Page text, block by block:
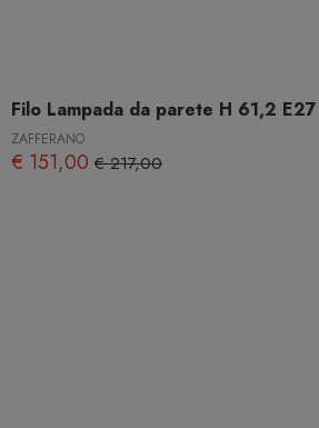
Filo Lampada da parete H 61,2
ZAFFERANO
€ 151,00 € 217,00